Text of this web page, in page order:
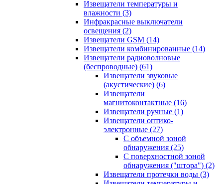
Извещатели температуры и
влажности (3)
Инфракрасные выключатели
освещения (2)
Извещатели GSM (14)
Извещатели комбинированные (14)
Извещатели радиоволновые
(беспроводные) (61)
Извещатели звуковые
(акустические) (6)
Извещатели
магнитоконтактные (16)
Извещатели ручные (1)
Извещатели оптико-
электронные (27)
С объемной зоной
обнаружения (25)
С поверхностной зоной
обнаружения ("штора") (2)
Извещатели протечки воды (3)